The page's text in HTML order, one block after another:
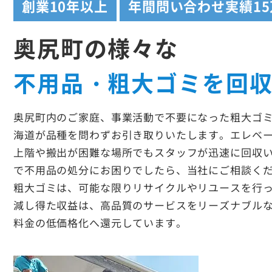
創業10年以上 年間問い合わせ実績
奥尻町の様々な
不用品・粗大ゴミを回
奥尻町内のご家庭、事業活動で不要になった粗大ゴ
海道が品種を問わずお引き取りいたします。エレベ
上階や搬出が困難な場所でもスタッフが迅速に回収
で不用品の処分にお困りでしたら、当社にご相談く
粗大ゴミは、可能な限りリサイクルやリユースを行
減し得た収益は、高品質のサービスをリーズナブル
料金の低価格化へ還元しています。